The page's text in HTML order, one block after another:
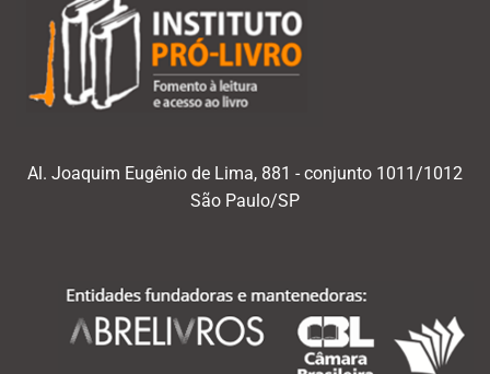
Al. Joaquim Eugênio de Lima, 881 - conjunto 1011/1012
São Paulo/SP